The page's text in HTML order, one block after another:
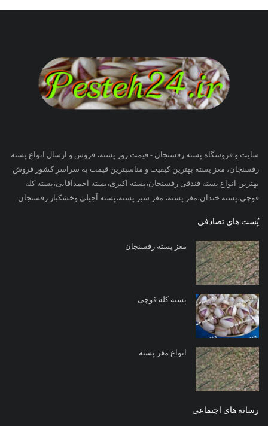
سایت و فروشگاه پسته رفسنجان - قیمت روز پسته، فروش و ارسال انواع پسته
رفسنجان، مغز پسته بهترین کیفیت و مناسبترین قیمت به سراسر کشور فروش
بهترین انواع پسته فندقی رفسنجان،پسته اکبری،پسته احمدآقایی،پسته کله
قوچی،پسته خندان،مغز پسته، مغز سبز پسته،پسته آجیلی وخشکبار رفسنجان
پُست های تصادفی
مغز پسته رفسنجان
پسته کله قوچی
انواع مغز پسته
رسانه های اجتماعی